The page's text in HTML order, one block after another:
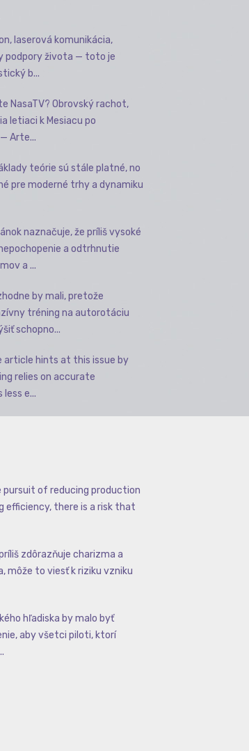
laserová komunikácia,
podpory života — toto je
b...
NasaTV? Obrovský rachot,
letiaci k Mesiacu po
Arte...
teórie sú stále platné, no
pre moderné trhy a dynamiku
naznačuje, že príliš vysoké
a odtrhnutie
a ...
by mali, pretože
tréning na autorotáciu
schopno...
article hints at this issue by
relies on accurate
e...
pursuit of reducing production
efficiency, there is a risk that
zdôrazňuje charizma a
môže to viesť k riziku vzniku
hľadiska by malo byť
aby všetci piloti, ktorí